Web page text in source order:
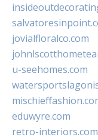
jovialfloralco.com
u-seehomes.com
eduwyre.com
retro-interiors.com